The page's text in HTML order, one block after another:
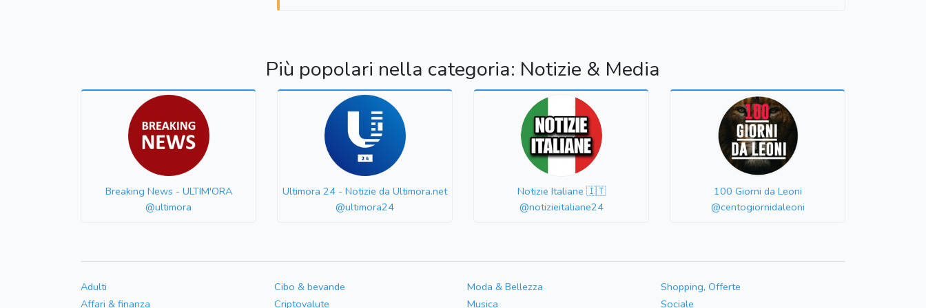
Più popolari nella categoria: Notizie & Media
Breaking News - ULTIM'ORA
@ultimora
Ultimora 24 - Notizie da Ultimora.net
@ultimora24
Notizie Italiane 🇮🇹
@notizieitaliane24
100 Giorni da Leoni
@centogiornidaleoni
Adulti
Affari & finanza
Cibo & bevande
Criptovalute
Moda & Bellezza
Musica
Shopping, Offerte
Sociale